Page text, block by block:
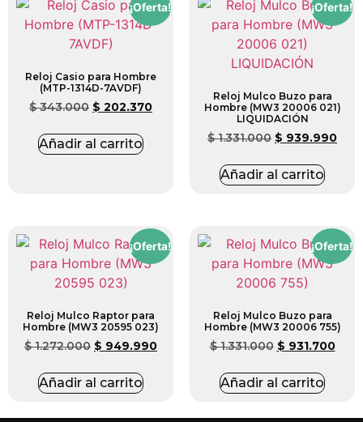
¡Oferta!
Reloj Casio para Hombre
(MTP-1314D-7AVDF)
$343.000 $ 202.370
Añadir al carrito
¡Oferta!
Reloj Mulco Buzo para
Hombre (MW3 20006 021)
LIQUIDACIÓN
$1.331.000 $ 939.990
Añadir al carrito
¡Oferta!
Reloj Mulco Raptor para
Hombre (MW3 20595 023)
$1.272.000 $ 949.990
Añadir al carrito
¡Oferta!
Reloj Mulco Buzo para
Hombre (MW3 20006 755)
$1.331.000 $ 931.700
Añadir al carrito